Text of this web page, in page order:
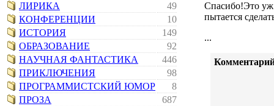
ЛИРИКА
49
КОНФЕРЕНЦИИ
10
ИСТОРИЯ
149
ОБРАЗОВАНИЕ
92
НАУЧНАЯ ФАНТАСТИКА
446
ПРИКЛЮЧЕНИЯ
98
ПРОГРАММИСТСКИЙ ЮМОР
8
ПРОЗА
687
Спасибо!Это
пытается
...